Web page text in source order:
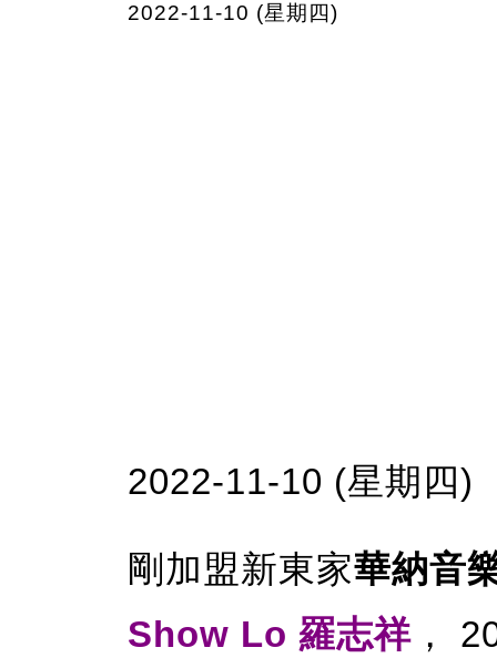
2022-11-10 (星期四)
2022-11-10 (星期四)
剛加盟新東家華納音
Show Lo 羅志祥 ，